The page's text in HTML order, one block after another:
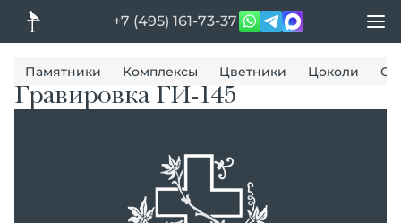
+7 (495) 161-73-37
Памятники Комплексы Цветники Цоколи
Гравировка ГИ-145